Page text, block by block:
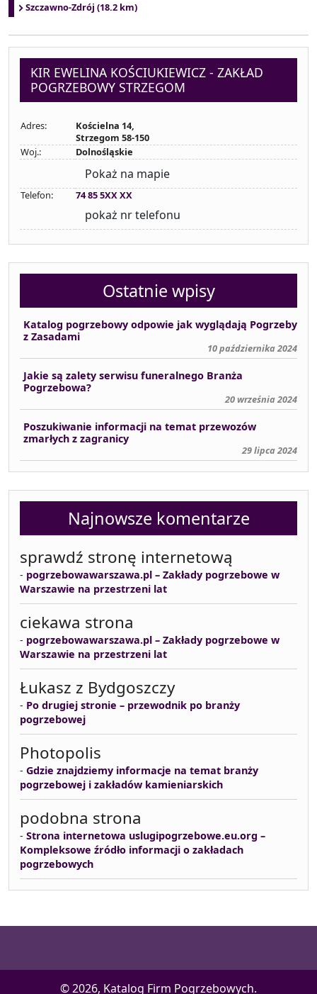
Szczawno-Zdrój (18.2 km)
KIR EWELINA KOŚCIUKIEWICZ - ZAKŁAD
POGRZEBOWY STRZEGOM
Adres:
Kościelna 14,
Strzegom 58-150
Woj.:
Dolnośląskie
Pokaż na mapie
Telefon: 74 85 5XX XX
pokaż nr telefonu
Ostatnie wpisy
Katalog pogrzebowy odpowie jak wyglądają Pogrzeby
z Zasadami
10 października 2024
Jakie są zalety serwisu funeralnego Branża
Pogrzebowa?
20 września 2024
Poszukiwanie informacji na temat przewozów
zmarłych z zagranicy
29 lipca 2024
Najnowsze komentarze
sprawdź stronę internetową
- pogrzebowawarszawa.pl – Zakłady pogrzebowe w
Warszawie na przestrzeni lat
ciekawa strona
- pogrzebowawarszawa.pl – Zakłady pogrzebowe w
Warszawie na przestrzeni lat
Łukasz z Bydgoszczy
- Po drugiej stronie – przewodnik po branży
pogrzebowej
Photopolis
- Gdzie znajdziemy informacje na temat branży
pogrzebowej i zakładów kamieniarskich
podobna strona
- Strona internetowa uslugipogrzebowe.eu.org –
Kompleksowe źródło informacji o zakładach
pogrzebowych
© 2026, Katalog Firm Pogrzebowych.